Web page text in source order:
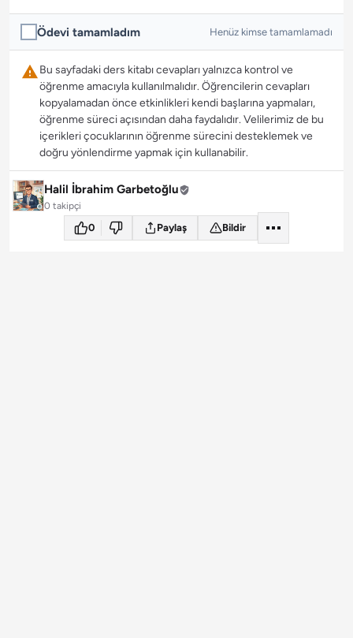
Ödevi tamamladım Henüz kimse tamamlamadı
Bu sayfadaki ders kitabı cevapları yalnızca kontrol ve
öğrenme amacıyla kullanılmalıdır. Öğrencilerin cevapları
kopyalamadan önce etkinlikleri kendi başlarına yapmaları,
öğrenme süreci açısından daha faydalıdır. Velilerimiz de bu
içerikleri çocuklarının öğrenme sürecini desteklemek ve
doğru yönlendirme yapmak için kullanabilir.
Halil İbrahim Garbetoğlu
0 takipçi
0 Paylaş Bildir